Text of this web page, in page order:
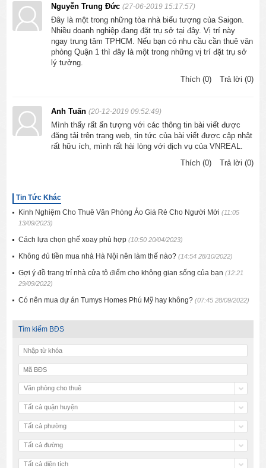
Nguyễn Trung Đức(27-06-2019 15:17:57)
Đây là một trong những tòa nhà biểu tượng của Saigon.
Nhiều doanh nghiệp đang đặt trụ sở tại đây. Vị trí này
ngay trung tâm TPHCM. Nếu bạn có nhu cầu cần thuê văn
phòng Quận 1 thì đây là một trong những vị trí đặt trụ sở
lý tưởng.
Thích (0)
Trả lời (0)
Anh Tuấn(20-12-2019 09:52:49)
Mình thấy rất ấn tượng với các thông tin bài viết được
đăng tải trên trang web, tin tức của bài viết được cập nhật
rất hữu ích, mình rất hài lòng với dịch vụ của VNREAL.
Thích (0)
Trả lời (0)
Tin Tức Khác
Kinh Nghiệm Cho Thuê Văn Phòng Ảo Giá Rẻ Cho Người Mới(11:05
13/09/2023)
Cách lựa chọn ghế xoay phù hợp(10:50 20/04/2023)
Không đủ tiền mua nhà Hà Nội nên làm thế nào?(14:54 28/10/2022)
Gợi ý đồ trang trí nhà cửa tô điểm cho không gian sống của bạn(12:21
29/09/2022)
Có nên mua dự án Tumys Homes Phú Mỹ hay không?(07:45 28/09/2022)
Tìm kiếm BĐS
Văn phòng cho thuê
Tất cả quận huyện
Tất cả phường
Tất cả đường
Tất cả diện tích